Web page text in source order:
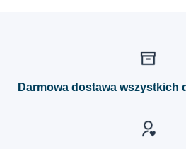
Darmowa dostawa wszystkich